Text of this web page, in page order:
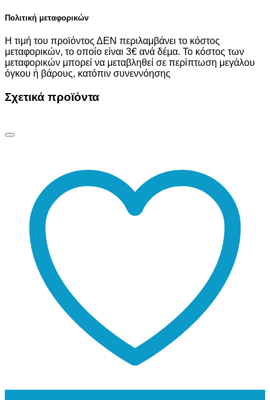
Πολιτική μεταφορικών
Η τιμή του προϊόντος ΔΕΝ περιλαμβάνει το κόστος
μεταφορικών, το οποίο είναι 3€ ανά δέμα. Το κόστος των
μεταφορικών μπορεί να μεταβληθεί σε περίπτωση μεγάλου
όγκου ή βάρους, κατόπιν συνεννόησης
Σχετικά προϊόντα